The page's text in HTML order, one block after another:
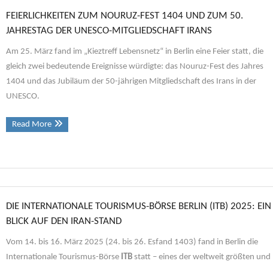
FEIERLICHKEITEN ZUM NOURUZ-FEST 1404 UND ZUM 50.
JAHRESTAG DER UNESCO-MITGLIEDSCHAFT IRANS
Am 25. März fand im „Kieztreff Lebensnetz“ in Berlin eine Feier statt, die
gleich zwei bedeutende Ereignisse würdigte: das Nouruz-Fest des Jahres
1404 und das Jubiläum der 50-jährigen Mitgliedschaft des Irans in der
UNESCO.
Read More
DIE INTERNATIONALE TOURISMUS-BÖRSE BERLIN (ITB) 2025: EIN
BLICK AUF DEN IRAN-STAND
Vom 14. bis 16. März 2025 (24. bis 26. Esfand 1403) fand in Berlin die
Internationale Tourismus-Börse ITB statt – eines der weltweit größten und